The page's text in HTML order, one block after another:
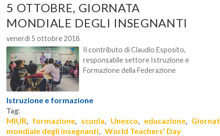
5 OTTOBRE, GIORNATA
MONDIALE DEGLI INSEGNANTI
venerdì 5 ottobre 2018
Il contributo di Claudio Esposito,
responsabile settore Istruzione e
Formazione della Federazione
Istruzione e formazione
Tag:
MIUR, formazione, scuola, Unesco, educazione,
mondiale degli insegnanti,World Teachers' Day